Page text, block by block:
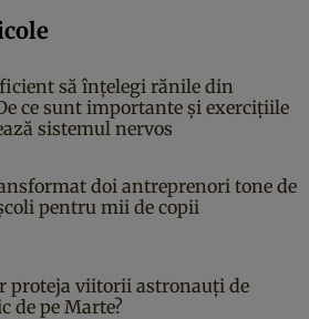
să înțelegi rănile din
ce sunt importante și exercițiile
sistemul nervos
doi antreprenori tone de
pentru mii de copii
proteja viitorii astronauți de
de pe Marte?